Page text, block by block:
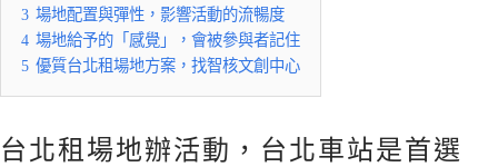
3 場地配置與彈性，影響活動的流暢度
4 場地給予的「感覺」，會被參與者記住
5 優質台北租場地方案，找智核文創中心
台北租場地辦活動，台北車站是首選